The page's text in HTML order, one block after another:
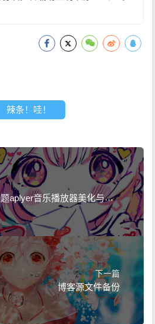
delay:
7 s;
delay:
-3s;
10s;
child(3) {
delay:
-4
s;
-4s;
duration:
13s;
13s;
child(4) {
delay:
-5s;
辣条！哇！
aplyer音乐播放器美化与深
下一篇
博客源文件备份